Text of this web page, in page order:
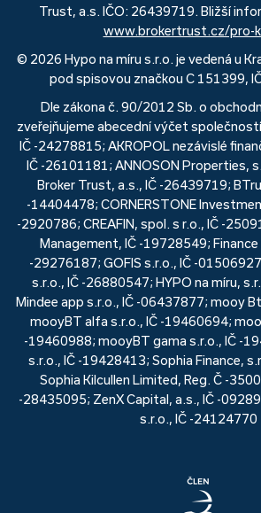
Trust, a.s. IČO: 26439719. Bližší
www.brokertrust.cz/pro-
© 2026 Hypo na míru s.r.o. je vedená u
pod spisovou značkou C 151399,
Dle zákona č. 90/2012 Sb. o
zveřejňujeme abecední výčet
IČ -24278815; AKROPOL nezávislé
IČ -26101181; ANNOSON Properties,
Broker Trust, a.s., IČ -26439719;
-14404478; CORNERSTONE
-2920786; CREAFIN, spol. s r.o., IČ -
Management, IČ -19728549; Finance
-29276187; GOFIS s.r.o., IČ -
s.r.o., IČ -26880547; HYPO na míru,
Mindee app s.r.o., IČ -06437877; mooy
mooyBT alfa s.r.o., IČ -19460694;
-19460988; mooyBT gama s.r.o., IČ -
s.r.o., IČ -19428413; Sophia Finance,
Sophia Kilcullen Limited, Reg. Č -
-28435095; ZenX Capital, a.s., IČ -
s.r.o., IČ -24124770